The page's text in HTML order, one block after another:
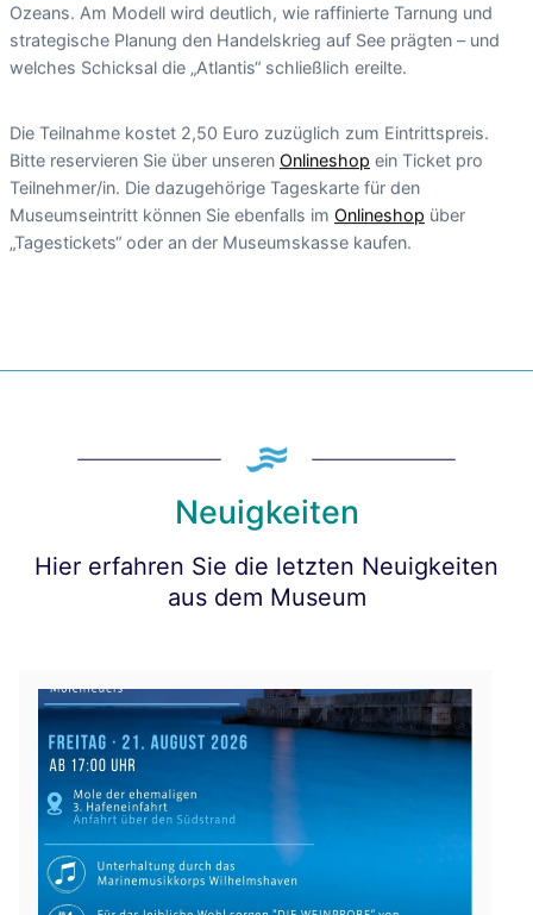
Ozeans. Am Modell wird deutlich, wie raffinierte Tarnung und
strategische Planung den Handelskrieg auf See prägten – und
welches Schicksal die „Atlantis“ schließlich ereilte.
Die Teilnahme kostet 2,50 Euro zuzüglich zum Eintrittspreis.
Bitte reservieren Sie über unseren Onlineshop ein Ticket pro
Teilnehmer/in. Die dazugehörige Tageskarte für den
Museumseintritt können Sie ebenfalls im Onlineshop über
„Tagestickets“ oder an der Museumskasse kaufen.
Neuigkeiten
Hier erfahren Sie die letzten Neuigkeiten
aus dem Museum